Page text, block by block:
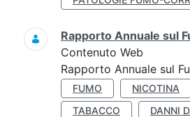
Rapporto Annuale sul
Contenuto Web
Rapporto Annuale sul
FUMO NICOTINA
TABACCO
DANNI